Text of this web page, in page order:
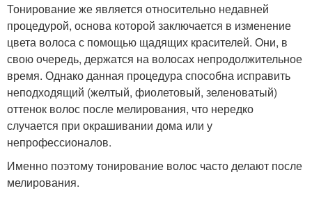
Тонирование же является относительно недавней
процедурой, основа которой заключается в изменение
цвета волоса с помощью щадящих красителей. Они, в
свою очередь, держатся на волосах непродолжительное
время. Однако данная процедура способна исправить
неподходящий (желтый, фиолетовый, зеленоватый)
оттенок волос после мелирования, что нередко
случается при окрашивании дома или у
непрофессионалов.
Именно поэтому тонирование волос часто делают после
мелирования.